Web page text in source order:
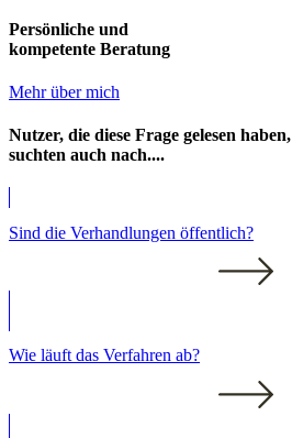
Persönliche und
kompetente Beratung
Mehr über mich
Nutzer, die diese Frage gelesen haben,
suchten auch nach....
Sind die Verhandlungen öffentlich?
Wie läuft das Verfahren ab?